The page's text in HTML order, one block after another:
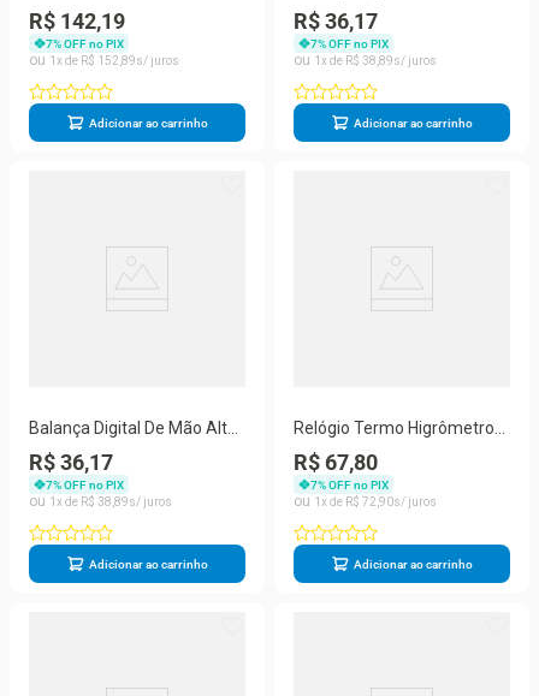
Coolers Portátil Dobrável até
15,4 Polegadas
R$ 142,19
7% OFF no PIX
1
R$ 152 89
Adicionar ao carrinho
Gancho para Pesca e Mala
50kg
R$ 36,17
7% OFF no PIX
1
R$ 38 89
Adicionar ao carrinho
Balança Digital De Mão Alta
Precisão Ideal Pesca
Cozinha Bagagem
R$ 36,17
7% OFF no PIX
1
R$ 38 89
Adicionar ao carrinho
Relógio Termo Higrômetro
PD003 Tomate
R$ 67,80
7% OFF no PIX
1
R$ 72 90
Adicionar ao carrinho